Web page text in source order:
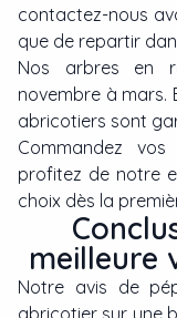
contactez-nous
que de repartir
Nos arbres en
novembre à mars.
abricotiers sont
Commandez
profitez de notre
choix dès la
meilleure
Notre avis de
abricotier sur une